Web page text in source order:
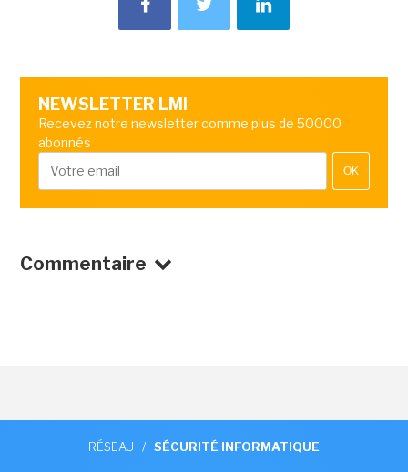
NEWSLETTER LMI
Recevez notre newsletter comme plus de 50000
abonnés
OK
Commentaire
RÉSEAU / SÉCURITÉ INFORMATIQUE